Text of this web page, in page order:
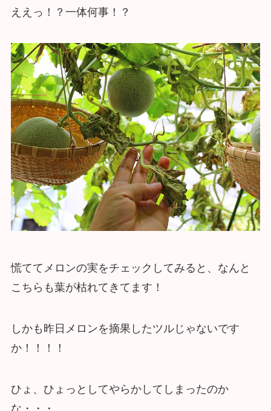
ええっ！？一体何事！？
慌ててメロンの実をチェックしてみると、なんと
こちらも葉が枯れてきてます！
しかも昨日メロンを摘果したツルじゃないです
か！！！！
ひょ、ひょっとしてやらかしてしまったのか